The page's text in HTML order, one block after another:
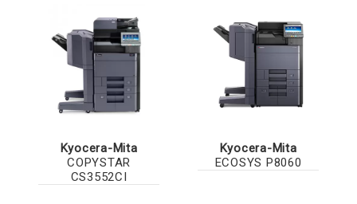
Kyocera-Mita
COPYSTAR
CS3552CI
Kyocera-Mita
ECOSYS P8060